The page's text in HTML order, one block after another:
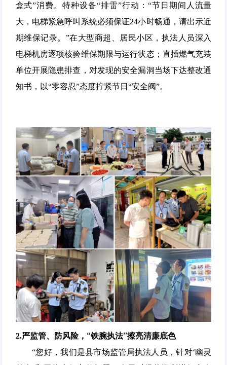
盒式”消费。特种设备“排雷”行动： “节日期间人流量
大，电梯紧急呼叫系统必须保证24小时畅通，请出示近
期维保记录。”在大型商超、居民小区，执法人员深入
电梯机房逐项核验维保期限与运行状态；直插燃气充装
单位开展隐患排查，对发现的安全漏洞当场下达整改通
知书，以“零容忍”态度拧紧节日“安全阀”。
2.严监管、防风险， “铁腕执法”擦亮清廉底色
“您好，我们是县市场监管局执法人员，针对‘幽灵